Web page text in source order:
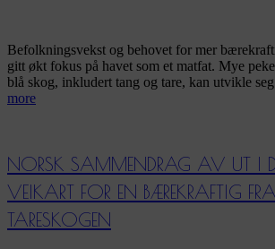
Befolkningsvekst og behovet for mer
gitt økt fokus på havet som et matfat. Mye
blå skog, inkludert tang og tare, kan utvikle
more
NORSK SAMMENDRAG AV UT I
VEIKART FOR EN BÆREKRAFTIG
TARESKOGEN